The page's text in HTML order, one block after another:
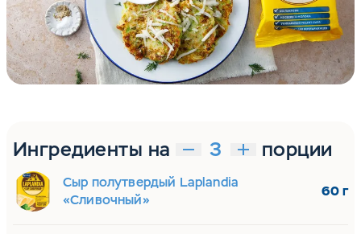
Ингредиенты на порции
Сыр полутвердый Laplandia
«Сливочный»
60 г